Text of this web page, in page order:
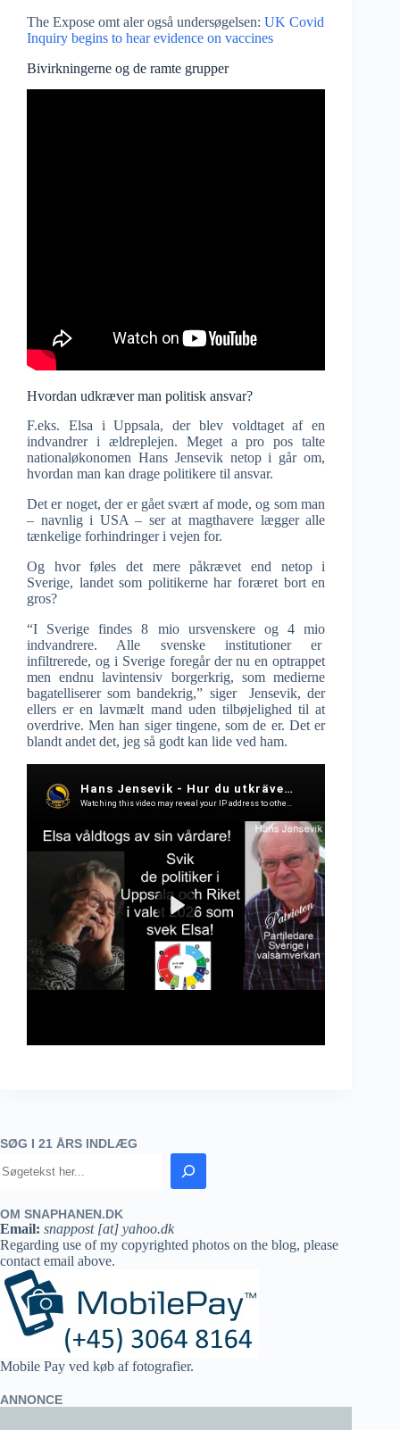
The Expose omt aler også undersøgelsen: UK Covid
Inquiry begins to hear evidence on vaccines
Bivirkningerne og de ramte grupper
Hvordan udkræver man politisk ansvar?
F.eks. Elsa i Uppsala, der blev voldtaget af en
indvandrer i ældreplejen. Meget a pro pos talte
nationaløkonomen Hans Jensevik netop i går om,
hvordan man kan drage politikere til ansvar.
Det er noget, der er gået svært af mode, og som man
– navnlig i USA – ser at magthavere lægger alle
tænkelige forhindringer i vejen for.
Og hvor føles det mere påkrævet end netop i
Sverige, landet som politikerne har foræret bort en
gros?
“I Sverige findes 8 mio ursvenskere og 4 mio
indvandrere. Alle svenske institutioner er
infiltrerede, og i Sverige foregår der nu en optrappet
men endnu lavintensiv borgerkrig, som medierne
bagatelliserer som bandekrig,” siger Jensevik, der
ellers er en lavmælt mand uden tilbøjelighed til at
overdrive. Men han siger tingene, som de er. Det er
blandt andet det, jeg så godt kan lide ved ham.
SØG I 21 ÅRS INDLÆG
OM SNAPHANEN.DK
Email: snappost [at] yahoo.dk
Regarding use of my copyrighted photos on the blog, please
contact email above.
Mobile Pay ved køb af fotografier.
ANNONCE